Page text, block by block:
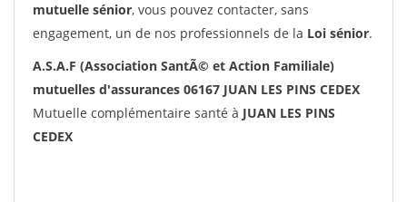
mutuelle sénior, vous pouvez contacter, sans
engagement, un de nos professionnels de la Loi sénior.
A.S.A.F (Association SantÃ© et Action Familiale)
mutuelles d'assurances 06167 JUAN LES PINS CEDEX
Mutuelle complémentaire santé à JUAN LES PINS
CEDEX